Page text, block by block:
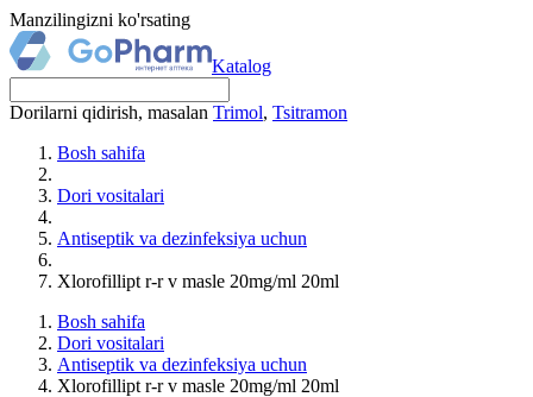
Manzilingizni ko'rsating
Katalog
Dorilarni qidirish, masalan Trimol, Tsitramon
Bosh sahifa
Dori vositalari
Antiseptik va dezinfeksiya uchun
Xlorofillipt r-r v masle 20mg/ml 20ml
Bosh sahifa
Dori vositalari
Antiseptik va dezinfeksiya uchun
Xlorofillipt r-r v masle 20mg/ml 20ml